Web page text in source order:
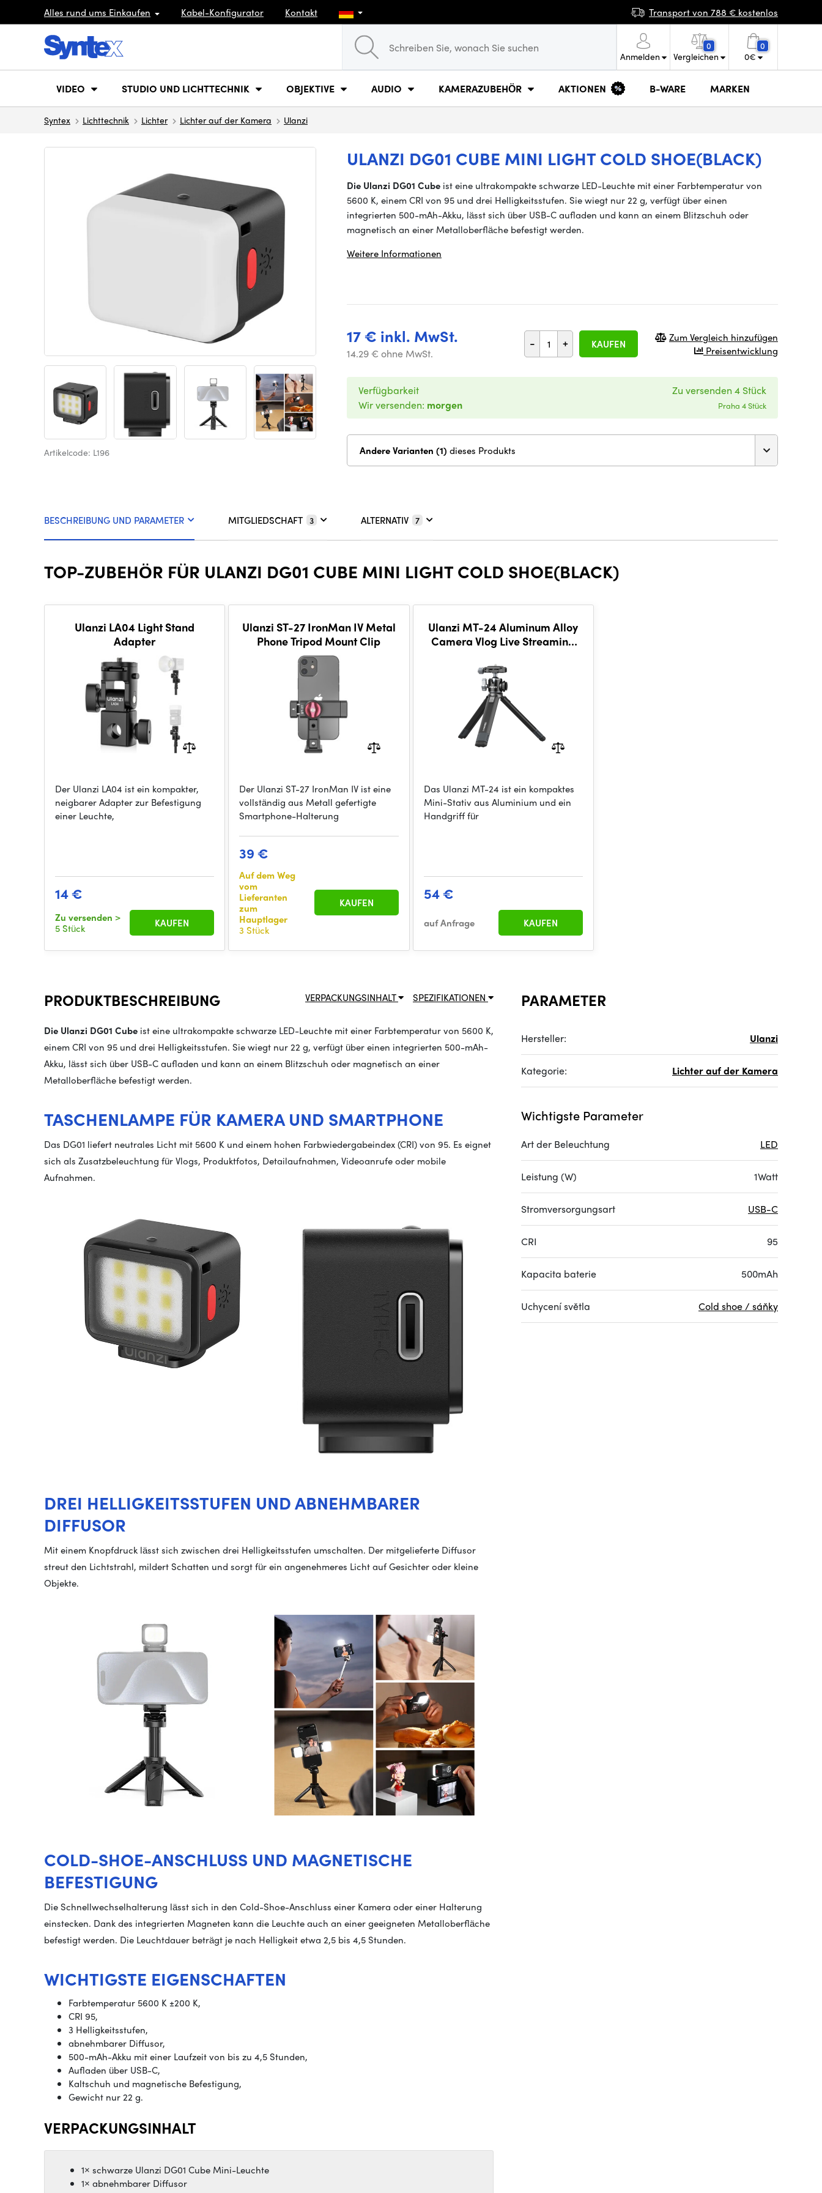
Alles rund ums Einkaufen Kabel-Konfigurator Kontakt Transport von 788 € kostenlos
Anmelden
0
Vergleichen
0
0€
VIDEO STUDIO UND LICHTTECHNIK OBJEKTIVE AUDIO KAMERAZUBEHÖR AKTIONEN B-WARE MARKEN
Syntex Lichttechnik Lichter Lichter auf der Kamera Ulanzi
ULANZI DG01 CUBE MINI LIGHT COLD SHOE(BLACK)
Artikelcode: L196
Die Ulanzi DG01 Cube ist eine ultrakompakte schwarze LED-Leuchte mit einer Farbtemperatur von
5600 K, einem CRI von 95 und drei Helligkeitsstufen. Sie wiegt nur 22 g, verfügt über einen
integrierten 500-mAh-Akku, lässt sich über USB-C aufladen und kann an einem Blitzschuh oder
magnetisch an einer Metalloberfläche befestigt werden.
Weitere Informationen
17 € inkl. MwSt.
14.29 € ohne MwSt.
- + KAUFEN
Zum Vergleich hinzufügen
Preisentwicklung
Verfügbarkeit
Wir versenden: morgen
Zu versenden 4 Stück
Praha 4 Stück
Andere Varianten (1) dieses Produkts
BESCHREIBUNG UND PARAMETER MITGLIEDSCHAFT 3 ALTERNATIV 7
TOP-ZUBEHÖR FÜR ULANZI DG01 CUBE MINI LIGHT COLD SHOE(BLACK)
Ulanzi LA04 Light Stand
Adapter
Der Ulanzi LA04 ist ein kompakter,
neigbarer Adapter zur Befestigung
einer Leuchte,
14 €
Zu versenden >
5 Stück
KAUFEN
Ulanzi ST-27 IronMan IV Metal
Phone Tripod Mount Clip
Der Ulanzi ST-27 IronMan IV ist eine
vollständig aus Metall gefertigte
Smartphone-Halterung
39 €
Auf dem Weg
vom
Lieferanten
zum
Hauptlager
3 Stück
KAUFEN
Ulanzi MT-24 Aluminum Alloy
Camera Vlog Live Streaming
Das Ulanzi MT-24 ist ein kompaktes
Mini-Stativ aus Aluminium und ein
Handgriff für
54 €
auf Anfrage KAUFEN
SPEZIFIKATIONEN
VERPACKUNGSINHALT
PRODUKTBESCHREIBUNG
Die Ulanzi DG01 Cube ist eine ultrakompakte schwarze LED-Leuchte mit einer Farbtemperatur von 5600 K,
einem CRI von 95 und drei Helligkeitsstufen. Sie wiegt nur 22 g, verfügt über einen integrierten 500-mAh-
Akku, lässt sich über USB-C aufladen und kann an einem Blitzschuh oder magnetisch an einer
Metalloberfläche befestigt werden.
TASCHENLAMPE FÜR KAMERA UND SMARTPHONE
Das DG01 liefert neutrales Licht mit 5600 K und einem hohen Farbwiedergabeindex (CRI) von 95. Es eignet
sich als Zusatzbeleuchtung für Vlogs, Produktfotos, Detailaufnahmen, Videoanrufe oder mobile
Aufnahmen.
DREI HELLIGKEITSSTUFEN UND ABNEHMBARER
DIFFUSOR
Mit einem Knopfdruck lässt sich zwischen drei Helligkeitsstufen umschalten. Der mitgelieferte Diffusor
streut den Lichtstrahl, mildert Schatten und sorgt für ein angenehmeres Licht auf Gesichter oder kleine
Objekte.
COLD-SHOE-ANSCHLUSS UND MAGNETISCHE
BEFESTIGUNG
Die Schnellwechselhalterung lässt sich in den Cold-Shoe-Anschluss einer Kamera oder einer Halterung
einstecken. Dank des integrierten Magneten kann die Leuchte auch an einer geeigneten Metalloberfläche
befestigt werden. Die Leuchtdauer beträgt je nach Helligkeit etwa 2,5 bis 4,5 Stunden.
WICHTIGSTE EIGENSCHAFTEN
Farbtemperatur 5600 K ±200 K,
CRI 95,
3 Helligkeitsstufen,
abnehmbarer Diffusor,
500-mAh-Akku mit einer Laufzeit von bis zu 4,5 Stunden,
Aufladen über USB-C,
Kaltschuh und magnetische Befestigung,
Gewicht nur 22 g.
VERPACKUNGSINHALT
1× schwarze Ulanzi DG01 Cube Mini-Leuchte
1× abnehmbarer Diffusor
PARAMETER
Hersteller: Ulanzi
Kategorie: Lichter auf der Kamera
Wichtigste Parameter
Art der Beleuchtung LED
Leistung (W) 1Watt
Stromversorgungsart USB-C
CRI 95
Kapacita baterie 500mAh
Uchycení světla Cold shoe / sáňky